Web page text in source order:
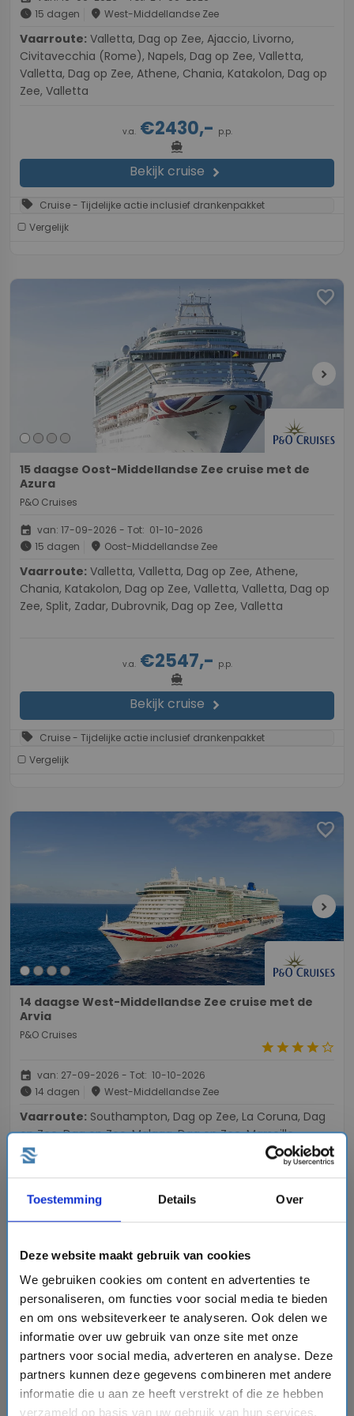
Toestemming Details Over
Deze website maakt gebruik van cookies
We gebruiken cookies om content en advertenties te
personaliseren, om functies voor social media te bieden
en om ons websiteverkeer te analyseren. Ook delen we
informatie over uw gebruik van onze site met onze
partners voor social media, adverteren en analyse. Deze
partners kunnen deze gegevens combineren met andere
informatie die u aan ze heeft verstrekt of die ze hebben
verzameld op basis van uw gebruik van hun services.
schedule 15 dagen place West-Middellandse Zee
Vaarroute:
Civitavecchia (Rome), Napels, Dag op Zee, Valletta,
Valletta, Dag op Zee, Athene, Chania, Katakolon, Dag op
Zee, Valletta
v.a.€2430,- p.p.
directions_boat
Bekijk cruise chevron_right
sell Cruise - Tijdelijke actie inclusief drankenpakket
Vergelijk
favorite
chevron_right
15 daagse Oost-Middellandse Zee cruise met de
Azura
P&O Cruises
event van: 17-09-2026 - Tot: 01-10-2026
schedule 15 dagen place Oost-Middellandse Zee
Vaarroute:
Chania, Katakolon, Dag op Zee, Valletta, Valletta, Dag op
Zee, Split, Zadar, Dubrovnik, Dag op Zee, Valletta
v.a.€2547,- p.p.
directions_boat
Bekijk cruise chevron_right
sell Cruise - Tijdelijke actie inclusief drankenpakket
Vergelijk
favorite
chevron_right
14 daagse West-Middellandse Zee cruise met de
Arvia
P&O Cruises
starstarstarstarstar_border
event van: 27-09-2026 - Tot: 10-10-2026
schedule 14 dagen place West-Middellandse Zee
Vaarroute:
op Zee, Dag op Zee, Malaga, Dag op Zee, Marseille,
Barcelona, Dag op Zee, Cadiz, Dag op Zee, Dag op Zee,
Southampton
€2530,-
directions_boat+flight+directions_bus
Bekijk cruise chevron_right
sell Cruise - Tijdelijke actie inclusief drankenpakket
Vergelijk
favorite